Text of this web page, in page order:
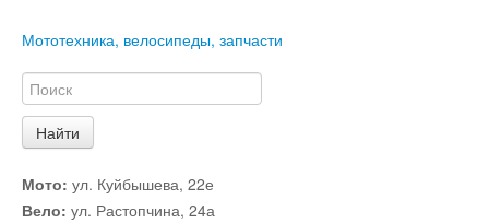
Мототехника, велосипеды, запчасти
Мото: ул. Куйбышева, 22е
Вело: ул. Растопчина, 24а